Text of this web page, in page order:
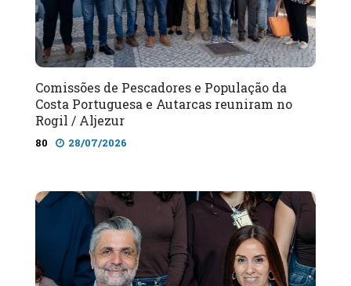
Comissões de Pescadores e População da
Costa Portuguesa e Autarcas reuniram no
Rogil / Aljezur
80 28/07/2026